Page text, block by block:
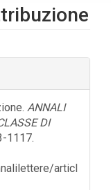
ANNALI
DI
1117.
articl